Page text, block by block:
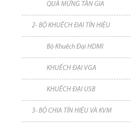
QUÀ MỪNG TÂN GIA
2- BỘ KHUẾCH ĐẠI TÍN HIỆU
Bộ Khuếch Đại HDMI
KHUẾCH ĐẠI VGA
KHUẾCH ĐẠI USB
3- BỘ CHIA TÍN HIỆU VÀ KVM